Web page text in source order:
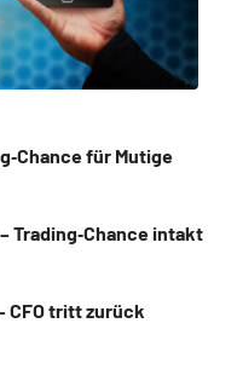
für Mutige
Trading‑Chance intakt
CFO tritt zurück